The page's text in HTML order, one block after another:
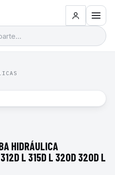
HIDRÁULICA
L 315D L 320D 320D L